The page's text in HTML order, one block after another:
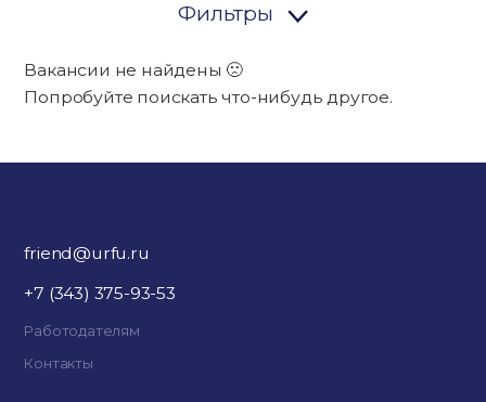
Фильтры
Вакансии не найдены 🙁
Попробуйте поискать что-нибудь другое.
friend@urfu.ru
+7 (343) 375-93-53
Работодателям
Контакты